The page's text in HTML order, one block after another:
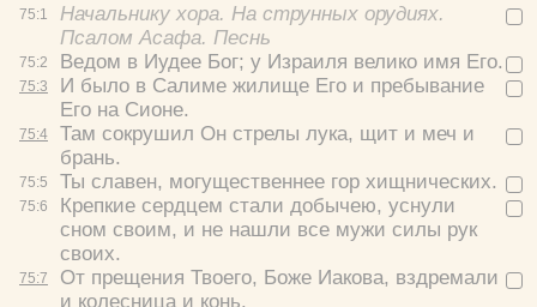
75:1
75:2
75:3
75:4
75:5
75:6
75:7
Начальнику хора. На струнных орудиях.
Псалом Асафа. Песнь
Ведом в Иудее Бог; у Израиля велико имя Его.
И было в Салиме жилище Его и пребывание
Его на Сионе.
Там сокрушил Он стрелы лука, щит и меч и
брань.
Ты славен, могущественнее гор хищнических.
Крепкие сердцем стали добычею, уснули
сном своим, и не нашли все мужи силы рук
своих.
От прещения Твоего, Боже Иакова, вздремали
и колесница и конь.